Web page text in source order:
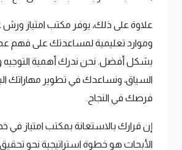
علاوة على ذلك، يوفر مكتب امتياز ورش
وموارد تعليمية لمساعدتك على فهم
بشكل أفضل. نحن ندرك أهمية التوجيه
السياق، ونساعدك في تطوير مهاراتك
فرصك في النجاح.
إن قرارك بالاستعانة بمكتب امتياز في
الأبحاث هو خطوة استراتيجية نحو